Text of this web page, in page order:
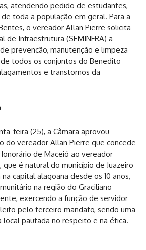
atendendo pedido de estudantes,
toda a população em geral. Para a
o vereador Allan Pierre solicita
de Infraestrutura (SEMINFRA) a
prevenção, manutenção e limpeza
todos os conjuntos do Benedito
e transtornos da
feira (25), a Câmara aprovou
do vereador Allan Pierre que concede
de Maceió ao vereador
que é natural do município de Juazeiro
capital alagoana desde os 10 anos,
na região do Graciliano
exercendo a função de servidor
pelo terceiro mandato, sendo uma
local pautada no respeito e na ética.